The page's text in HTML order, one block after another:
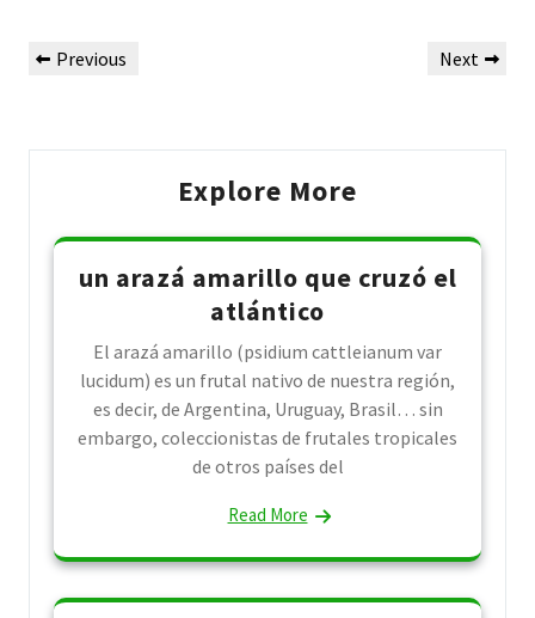
navigation
Previous
Previous
Next
Next
Explore More
un arazá amarillo que cruzó el
atlántico
El arazá amarillo (psidium cattleianum var
lucidum) es un frutal nativo de nuestra región,
es decir, de Argentina, Uruguay, Brasil… sin
embargo, coleccionistas de frutales tropicales
de otros países del
Read More